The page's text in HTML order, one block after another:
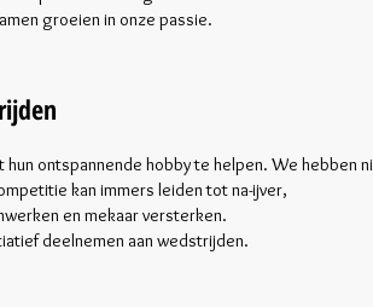
groeien in onze passie.
ontspannende hobby te helpen. We hebben
kan immers leiden tot na-ijver,
en mekaar versterken.
deelnemen aan wedstrijden.